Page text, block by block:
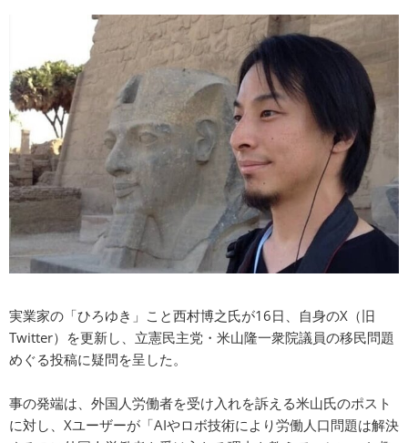
実業家の「ひろゆき」こと西村博之氏が16日、自身のX（旧
Twitter）を更新し、立憲民主党・米山隆一衆院議員の移民問題
めぐる投稿に疑問を呈した。
事の発端は、外国人労働者を受け入れを訴える米山氏のポスト
に対し、Xユーザーが「AIやロボ技術により労働人口問題は解決